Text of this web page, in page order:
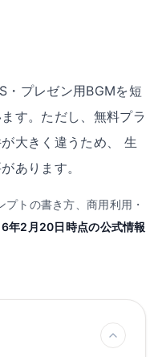
・プレゼン用BGMを短
す。ただし、無料プラ
大きく違うため、 生
あります。
トの書き方、商用利用・
年2月20日時点の公式情報